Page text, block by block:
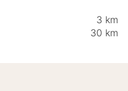
3 km
30 km